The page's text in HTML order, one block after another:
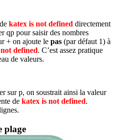
katex is not defined directement
qp pour saisir des nombres
+ on ajoute le pas (par défaut 1) à
defined. C’est assez pratique
de valeurs.
surp, on soustrait ainsi la valeur
de katex is not defined.
plage